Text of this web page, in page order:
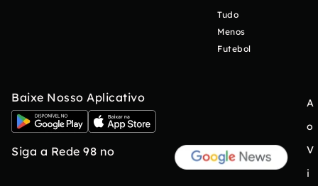
Tudo
Menos
Futebol
Baixe Nosso Aplicativo
Siga a Rede 98 no
A
o
V
i